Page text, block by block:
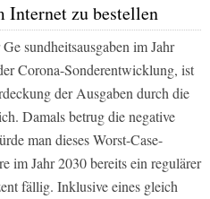
zu bestellen
sundheitsausgaben im Jahr
Corona­-Son­derentwicklung, ist
der Ausgaben durch die
Damals betrug die negati­ve
man dieses Worst­-Case­
im Jahr 2030 bereits ein regulärer
fällig. Inklusive eines gleich